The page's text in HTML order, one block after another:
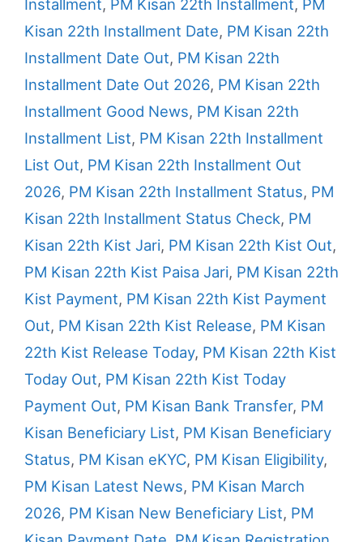
Installment, PM Kisan 22th Installment, PM
Kisan 22th Installment Date, PM Kisan 22th
Installment Date Out, PM Kisan 22th
Installment Date Out 2026, PM Kisan 22th
Installment Good News, PM Kisan 22th
Installment List, PM Kisan 22th Installment
List Out, PM Kisan 22th Installment Out
2026, PM Kisan 22th Installment Status, PM
Kisan 22th Installment Status Check, PM
Kisan 22th Kist Jari, PM Kisan 22th Kist Out,
PM Kisan 22th Kist Paisa Jari, PM Kisan 22th
Kist Payment, PM Kisan 22th Kist Payment
Out, PM Kisan 22th Kist Release, PM Kisan
22th Kist Release Today, PM Kisan 22th Kist
Today Out, PM Kisan 22th Kist Today
Payment Out, PM Kisan Bank Transfer, PM
Kisan Beneficiary List, PM Kisan Beneficiary
Status, PM Kisan eKYC, PM Kisan Eligibility,
PM Kisan Latest News, PM Kisan March
2026, PM Kisan New Beneficiary List, PM